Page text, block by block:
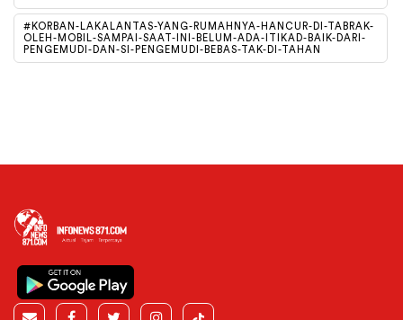
#KORBAN-LAKALANTAS-YANG-RUMAHNYA-HANCUR-DI-TABRAK-
OLEH-MOBIL-SAMPAI-SAAT-INI-BELUM-ADA-ITIKAD-BAIK-DARI-
PENGEMUDI-DAN-SI-PENGEMUDI-BEBAS-TAK-DI-TAHAN